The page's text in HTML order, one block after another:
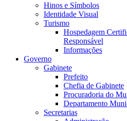
Hinos e Símbolos
Identidade Visual
Turismo
Hospedagem
Responsável
Informações
Governo
Gabinete
Prefeito
Chefia de Gabinete
Procuradoria do
Departamento
Secretarias